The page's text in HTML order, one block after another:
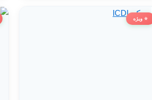
⭐ ویژه